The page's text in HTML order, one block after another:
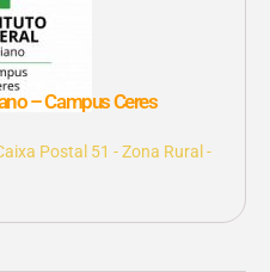
– Campus Ceres
Postal 51 - Zona Rural -